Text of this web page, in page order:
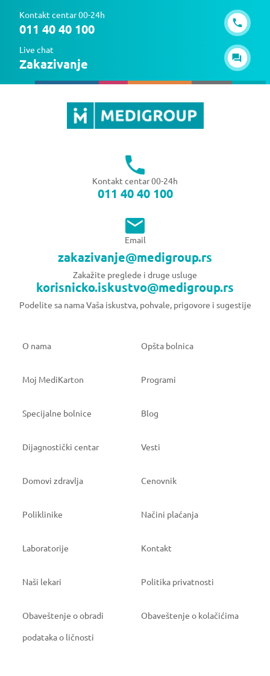
Kontakt centar 00-24h
011 40 40 100
Live chat
Zakazivanje
Kontakt centar 00-24h
011 40 40 100
Email
zakazivanje@medigroup.rs
Zakažite preglede i druge usluge
korisnicko.iskustvo@medigroup.rs
Podelite sa nama Vaša iskustva, pohvale, prigovore i sugestije
O nama Opšta bolnica
Moj MediKarton Programi
Specijalne bolnice Blog
Dijagnostički centar Vesti
Domovi zdravlja Cenovnik
Poliklinike Načini plaćanja
Laboratorije Kontakt
Naši lekari Politika privatnosti
Obaveštenje o obradi
podataka o ličnosti
Obaveštenje o kolačićima